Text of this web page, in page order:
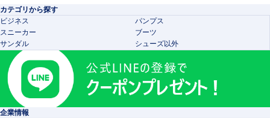
カテゴリから探す
ビジネス
パンプス
スニーカー
ブーツ
サンダル
シューズ以外
企業情報